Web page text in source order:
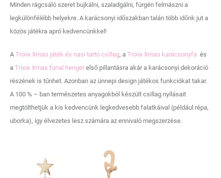
Minden rágcsáló szeret bujkálni, szaladgálni, fürgén felmászni a
legkülönfélébb helyekre. A karácsonyi időszakban talán több időnk jut a
közös játékra apró kedvencünkkel!
A Trixie Xmas játék és nasi tartó csillag, a Trixie Xmas karácsonyfa és
a Trixie Xmas fonal henger első pillantásra akár a karácsonyi dekoráció
részének is tűnhet. Azonban az ünnepi design játékos funkciókat takar.
A 100 % – ban természetes anyagokból készült csillag nyílásait
megtölthetjük a kis kedvencünk legkedvesebb falatkáival (például répa,
uborka), így élvezetes lesz számára az ennivaló megszerzése.